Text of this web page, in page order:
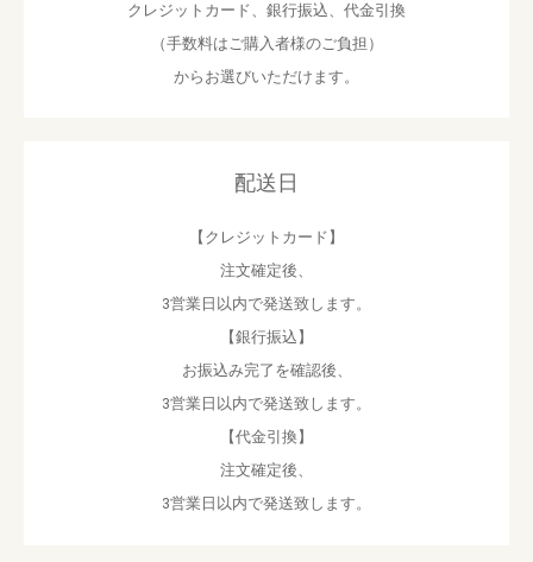
お買い物を続ける カートへ進む
クレジットカード、銀行振込、代金引換
（手数料はご購入者様のご負担）
からお選びいただけます。
配送日
【クレジットカード】
注文確定後、
3営業日以内で発送致します。
【銀行振込】
お振込み完了を確認後、
3営業日以内で発送致します。
【代金引換】
注文確定後、
3営業日以内で発送致します。